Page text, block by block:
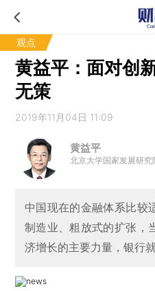
观点
黄益平：面对创
无策
2019年11月04日 11:09
黄益平
北京大学国家发展研
中国现在的金融体系比较
制造业、粗放式的扩张，
济增长的主要力量，银行